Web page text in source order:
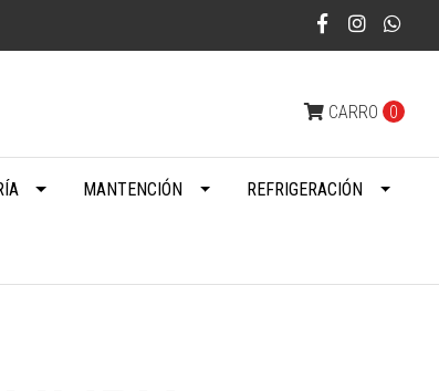
CARRO 0
MANTENCIÓN REFRIGERACIÓN